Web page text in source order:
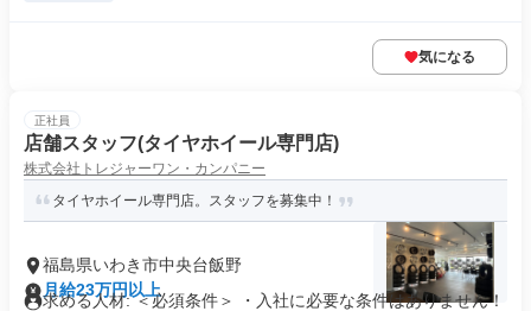
気になる
正社員
店舗スタッフ(タイヤホイール専門店)
株式会社トレジャーワン・カンパニー
タイヤホイール専門店。スタッフを募集中！
福島県いわき市中央台飯野
月給23万円以上
求める人材: ＜必須条件＞ ・入社に必要な条件はありません！